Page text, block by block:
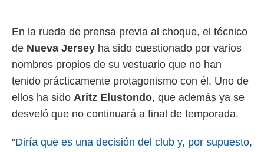
o
no
acceder a
abono
En la rueda de prensa previa al choque, el técnico
de Nueva Jersey ha sido cuestionado por varios
nombres propios de su vestuario que no han
tenido prácticamente protagonismo con él. Uno de
ellos ha sido Aritz Elustondo, que además ya se
desveló que no continuará a final de temporada.
"Diría que es una decisión del club y, por supuesto,